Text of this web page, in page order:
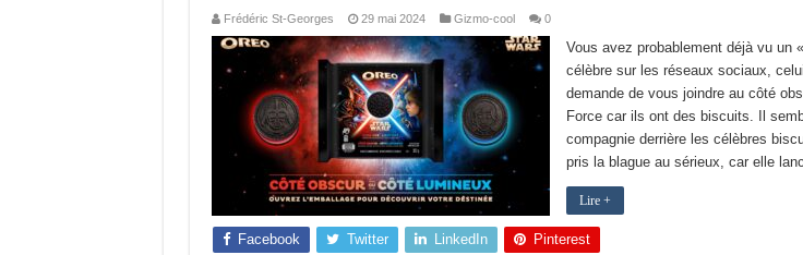
Frédéric St-Georges 29 mai 2024 Gizmo-cool 0
Vous avez probablement déjà vu un
célèbre sur les réseaux sociaux,
demande de vous joindre au côté
Force car ils ont des biscuits. Il
compagnie derrière les célèbres
pris la blague au sérieux, car elle
Lire +
Facebook Twitter LinkedIn Pinterest